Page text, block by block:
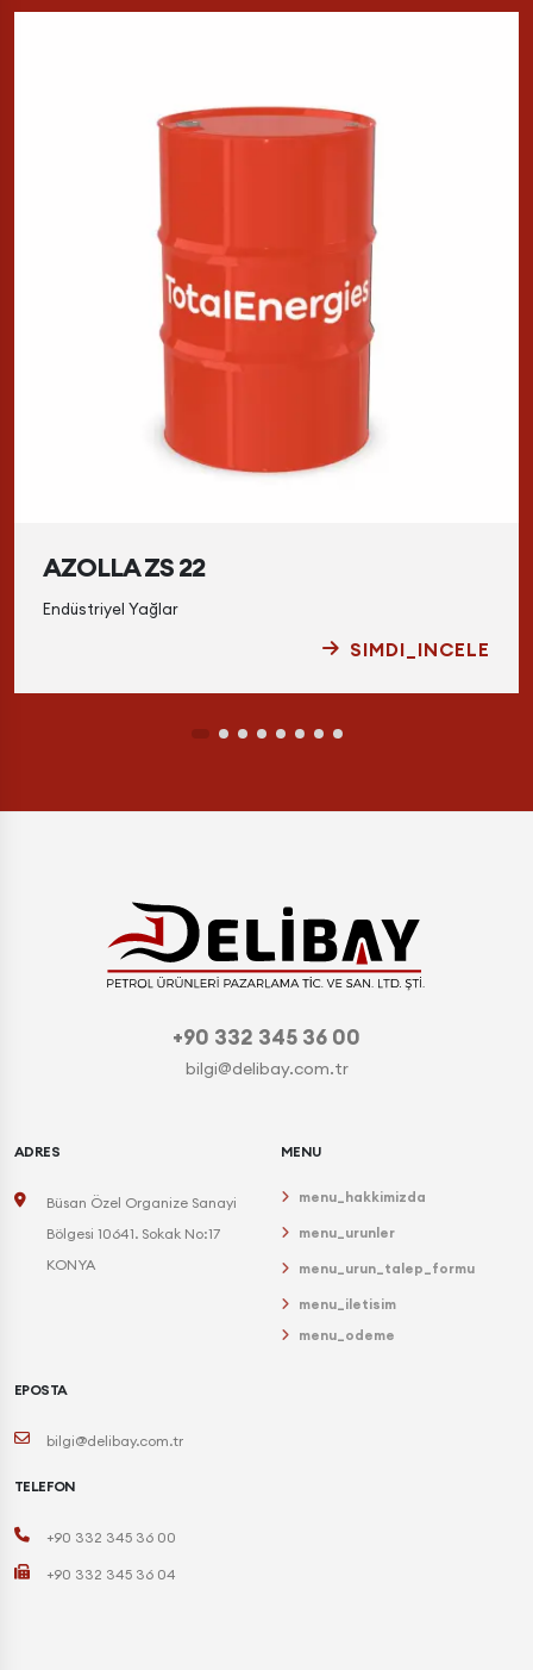
AZOLLA ZS 22
Endüstriyel Yağlar
SIMDI_INCELE
+90 332 345 36 00
bilgi@delibay.com.tr
ADRES
Büsan Özel Organize Sanayi
Bölgesi 10641. Sokak No:17
KONYA
MENU
menu_hakkimizda
menu_urunler
menu_urun_talep_formu
menu_iletisim
menu_odeme
EPOSTA
bilgi@delibay.com.tr
TELEFON
+90 332 345 36 00
+90 332 345 36 04